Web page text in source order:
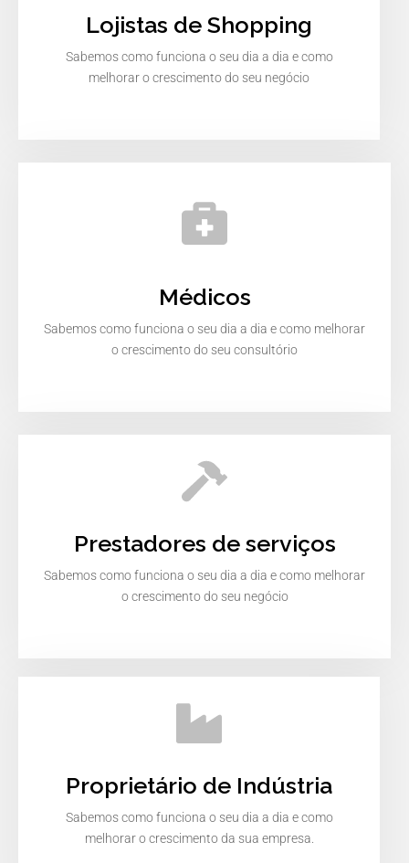
Lojistas de Shopping
Sabemos como funciona o seu dia a dia e como
melhorar o crescimento do seu negócio
Médicos
Sabemos como funciona o seu dia a dia e como melhorar
o crescimento do seu consultório
Prestadores de serviços
Sabemos como funciona o seu dia a dia e como melhorar
o crescimento do seu negócio
Proprietário de Indústria
Sabemos como funciona o seu dia a dia e como
melhorar o crescimento da sua empresa.